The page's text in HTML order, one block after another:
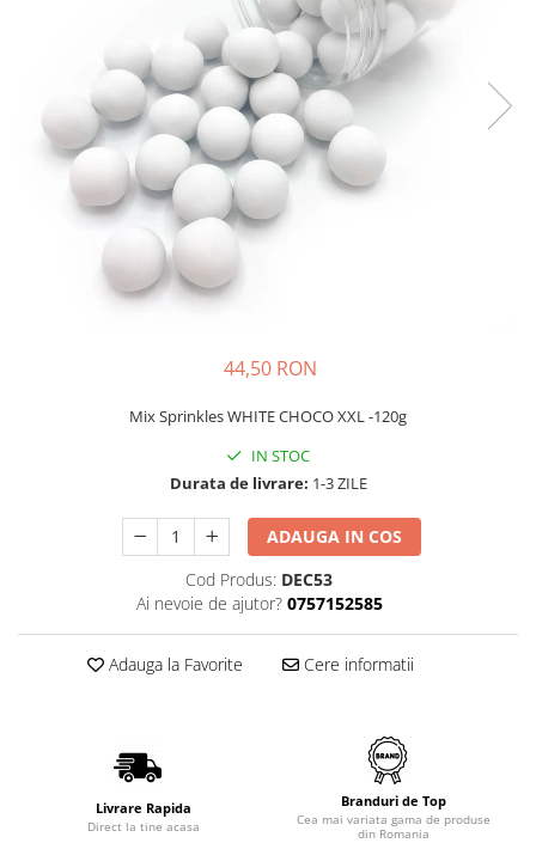
44,50 RON
Mix Sprinkles WHITE CHOCO XXL -120g
IN STOC
Durata de livrare: 1-3 ZILE
ADAUGA IN COS
Cod Produs: DEC53
Ai nevoie de ajutor? 0757152585
Adauga la Favorite Cere informatii
Livrare Rapida
Direct la tine acasa
Branduri de Top
Cea mai variata gama de produse
din Romania